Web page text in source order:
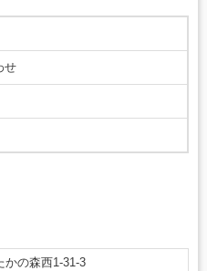
せ
かの森西1-31-3